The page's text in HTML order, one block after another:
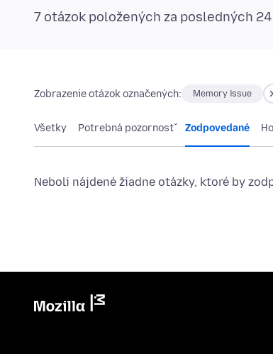
7 otázok položených za posledných
Zobrazenie otázok označených: Memory issue
Všetky Potrebná pozornosť Zodpovedané
Neboli nájdené žiadne otázky, ktoré by